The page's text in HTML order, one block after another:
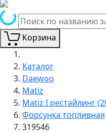
Корзина
Каталог
Daewoo
Matiz
Matiz I рестайлинг
Форсунка топливная
319546